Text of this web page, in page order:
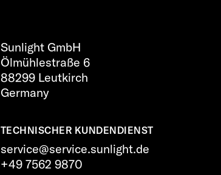
Sunlight GmbH
Ölmühlestraße 6
88299 Leutkirch
Germany
TECHNISCHER KUNDENDIENST
service@service.sunlight.de
+49 7562 9870